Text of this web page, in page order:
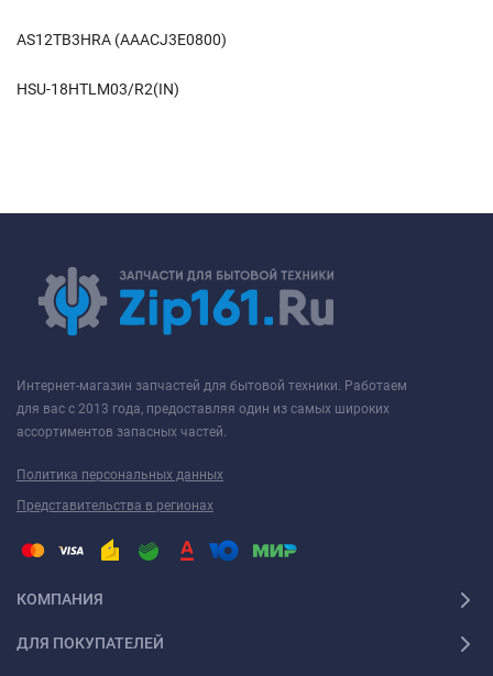
AS12TB3HRA (AAACJ3E0800)
HSU-18HTLM03/R2(IN)
Интернет-магазин запчастей для бытовой техники. Работаем
для вас с 2013 года, предоставляя один из самых широких
ассортиментов запасных частей.
Политика персональных данных
Представительства в регионах
КОМПАНИЯ
ДЛЯ ПОКУПАТЕЛЕЙ